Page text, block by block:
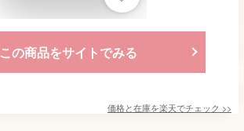
この商品をサイトでみる
価格と在庫を楽天でチェック >>